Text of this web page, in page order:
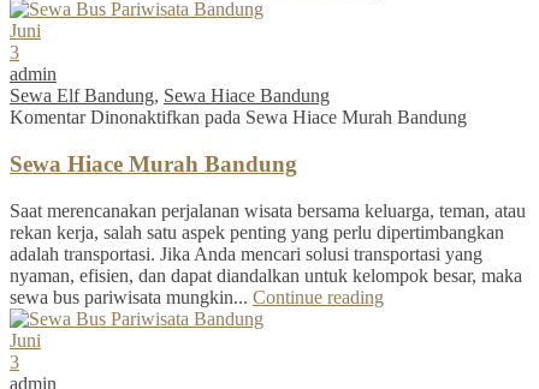
Juni
3
admin
Sewa Elf Bandung, Sewa Hiace Bandung
Komentar Dinonaktifkan pada Sewa Hiace Murah Bandung
Sewa Hiace Murah Bandung
Saat merencanakan perjalanan wisata bersama keluarga, teman, atau
rekan kerja, salah satu aspek penting yang perlu dipertimbangkan
adalah transportasi. Jika Anda mencari solusi transportasi yang
nyaman, efisien, dan dapat diandalkan untuk kelompok besar, maka
sewa bus pariwisata mungkin... Continue reading
Juni
3
admin